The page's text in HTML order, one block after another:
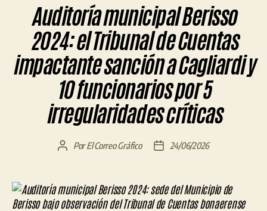
Auditoría municipal Berisso
2024: el Tribunal de Cuentas
impactante sanción a Cagliardi y
10 funcionarios por 5
irregularidades críticas
Autor
entrada
PorEl Correo Gráfico
Fecha
entrada
24/06/2026